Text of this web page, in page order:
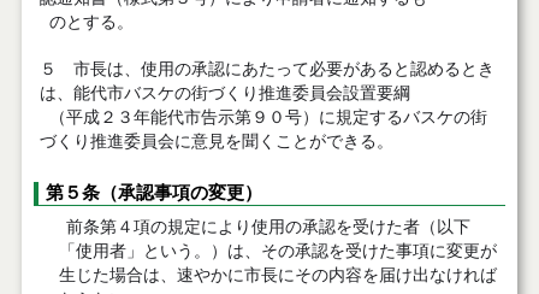
のとする。
５
市長は、使用の承認にあたって必要があると認めるとき
は、能代市バスケの街づくり推進委員会設置要綱
（平成２３年能代市告示第９０号）に規定するバスケの街
づくり推進委員会に意見を聞くことができる。
第５条（承認事項の変更）
前条第４項の規定により使用の承認を受けた者（以下
「使用者」という。）は、その承認を受けた事項に変更が
生じた場合は、速やかに市長にその内容を届け出なければ